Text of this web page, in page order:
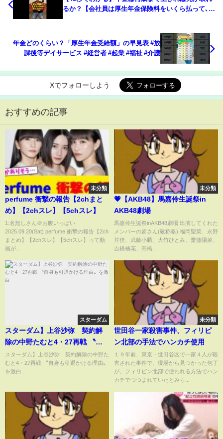
るか？【会社員は厚生年金保険料をいくら払って､い
年金どのくらい？「厚生年金受給額」の早見表 #放
課後等デイサービス #経営者 #起業 #福祉 #介護
Xでフォローしよう
おすすめの記事
未分類
perfume 衝撃の報告【2chまと
め】【2chスレ】【5chスレ】
1:名無しさん＠お腹いっぱい
2025.09.20(Sat) perfume 衝撃の報告【2ch
まとめ】【2chスレ】【5chスレ】って動
画が...
未分類
💗【AKB48】馬嘉伶生誕祭in
AKB48劇場
馬嘉伶生誕祭inAKB48劇場 出演してくれた
メンバーの皆さん(敬称略) 福岡聖菜、永野
芹佳、武藤小麟、大竹ひとみ、齋藤陽菜、
吉橋柚花、髙橋...
スターダム
スターダム】上谷沙弥 契約解
除の中野たむと4・27再戦 〝自
身も引退かける理由〟を激白
スターダム】上谷沙弥 契約解除の中野た
むと4・27再戦 〝自身も引退かける理由〟
を激白...
未分類
世田谷一家殺害事件、フィリピ
ン北部の手法でハンカチ使用
１９年前、東京・世田谷区で一家４人が殺
害された事件で、現場から見つかった包丁
が、フィリピン北部で使われる方法でハン
カチでつつまれていたとみら...